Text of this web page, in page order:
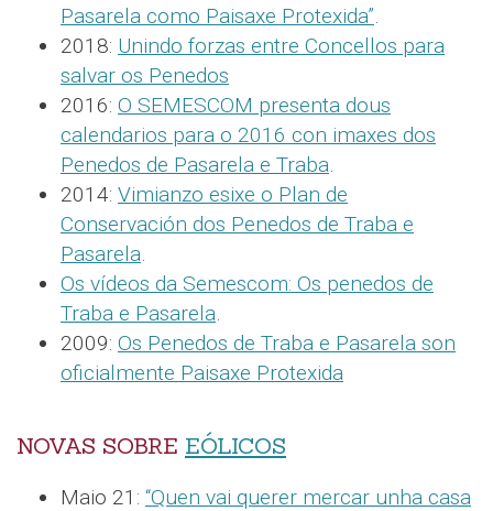
Pasarela como Paisaxe Protexida”.
2018: Unindo forzas entre Concellos para
salvar os Penedos
2016: O SEMESCOM presenta dous
calendarios para o 2016 con imaxes dos
Penedos de Pasarela e Traba.
2014: Vimianzo esixe o Plan de
Conservación dos Penedos de Traba e
Pasarela.
Os vídeos da Semescom: Os penedos de
Traba e Pasarela.
2009: Os Penedos de Traba e Pasarela son
oficialmente Paisaxe Protexida
NOVAS SOBRE EÓLICOS
Maio 21: “Quen vai querer mercar unha casa